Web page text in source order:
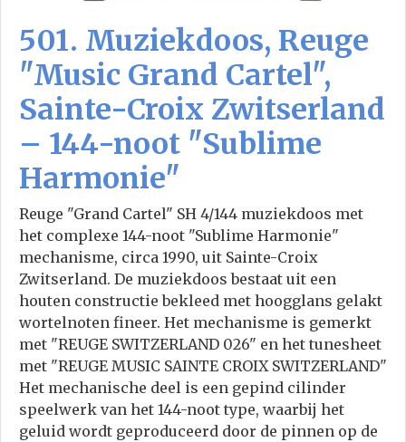
501. Muziekdoos, Reuge
"Music Grand Cartel",
Sainte-Croix Zwitserland
– 144-noot "Sublime
Harmonie"
Reuge "Grand Cartel" SH 4/144 muziekdoos met
het complexe 144-noot "Sublime Harmonie"
mechanisme, circa 1990, uit Sainte-Croix
Zwitserland. De muziekdoos bestaat uit een
houten constructie bekleed met hoogglans gelakt
wortelnoten fineer. Het mechanisme is gemerkt
met "REUGE SWITZERLAND 026" en het tunesheet
met "REUGE MUSIC SAINTE CROIX SWITZERLAND"
Het mechanische deel is een gepind cilinder
speelwerk van het 144-noot type, waarbij het
geluid wordt geproduceerd door de pinnen op de